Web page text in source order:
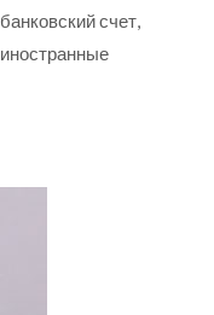
банковский счет,
иностранные